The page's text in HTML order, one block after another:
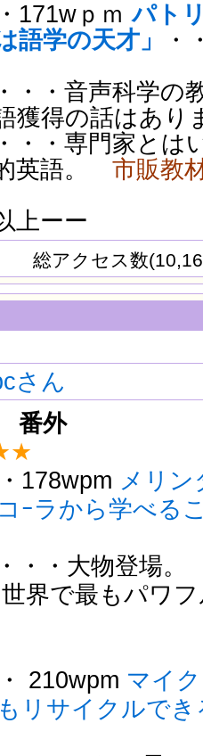
171wｐｍパト
語学の天才」
・
・・音声科学の
獲得の話はあり
・・専門家と
英語。 市販教
上ーー
総アクセス数
さん
番外
178wpm メリン
ｰラから学べる
・・・大物登場
界で最もパワ
210wpm マイ
リサイクルでき